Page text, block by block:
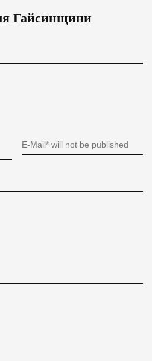
Гайсинщини